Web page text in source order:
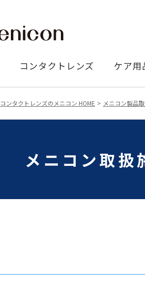
コンタクトレンズ ケア用
コンタクトレンズのメニコン HOME メニコン製品
メニコン取